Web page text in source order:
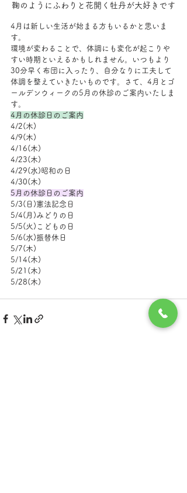
鞠のようにふわりと花開く牡丹が大好きです
4月は新しい生活が始まる方もいるかと思いま
す。
環境が変わることで、体調にも変化が起こりや
すい時期といえるかもしれません。いつもより
30分早く布団に入ったり、自分なりに工夫して
体調を整えていきたいものです。さて、4月とゴ
ールデンウィークの5月の休診のご案内いたしま
す。
4月の休診日のご案内
4/2(木)
4/9(木)
4/16(木)
4/23(木)
4/29(水)昭和の日
4/30(木)
5月の休診日のご案内
5/3(日)憲法記念日
5/4(月)みどりの日
5/5(火)こどもの日
5/6(水)振替休日
5/7(木)
5/14(木)
5/21(木)
5/28(木)